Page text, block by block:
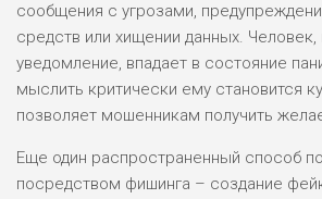
сообщения с угрозами,
средств или хищении данных. Человек,
уведомление, впадает в состояние
мыслить критически ему становится
позволяет мошенникам получить
Еще один распространенный способ
посредством фишинга – создание